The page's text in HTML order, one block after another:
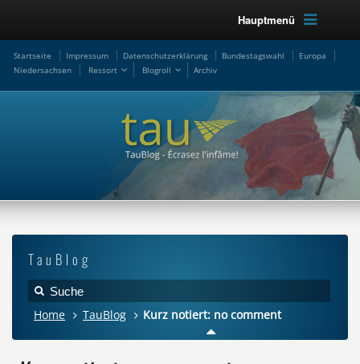
Hauptmenü
Startseite Impressum Datenschutzerklärung Bundestagswahl
Europa
Niedersachsen
Ressort Blogroll Archiv
TauBlog
Home TauBlog Kurz notiert: no comment